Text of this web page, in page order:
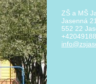
ZŠ a MŠ
Jasenná
552 22
info@zsj